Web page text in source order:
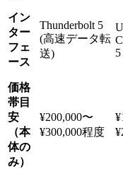
イン
ター
フェ
ース
Thunderbolt 5
(高速データ転
送)
5
価格
帯目
安
（本
体の
み）
¥200,000〜
¥300,000程度